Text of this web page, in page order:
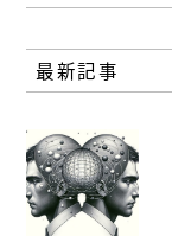
最新記事